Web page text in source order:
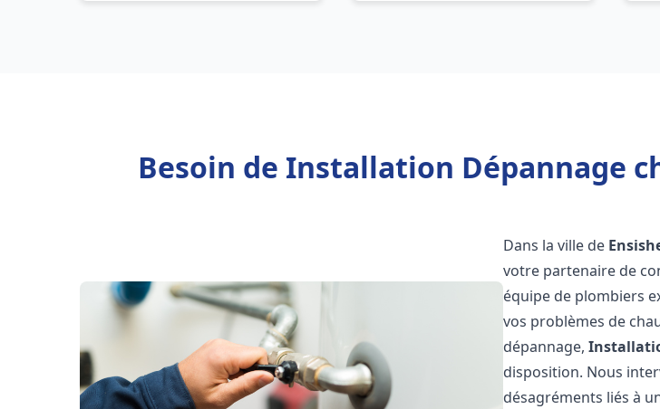
Besoin de Installation Dépannage
Dans la ville de
votre partenaire de
équipe de plombiers
vos problèmes de
dépannage,
disposition. Nous
désagréments liés à